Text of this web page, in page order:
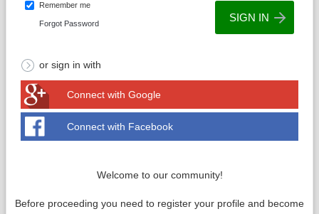
Remember me
Forgot Password
or sign in with
Connect with Google
Connect with Facebook
Welcome to our community!
Before proceeding you need to register your profile and become